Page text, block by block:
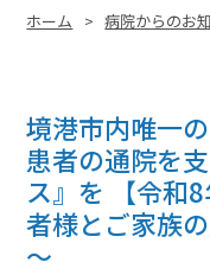
このページの位置:
ホーム > 病院からのお
境港市内唯一
患者の通院を
ス』を 【令和
者様とご家族
～